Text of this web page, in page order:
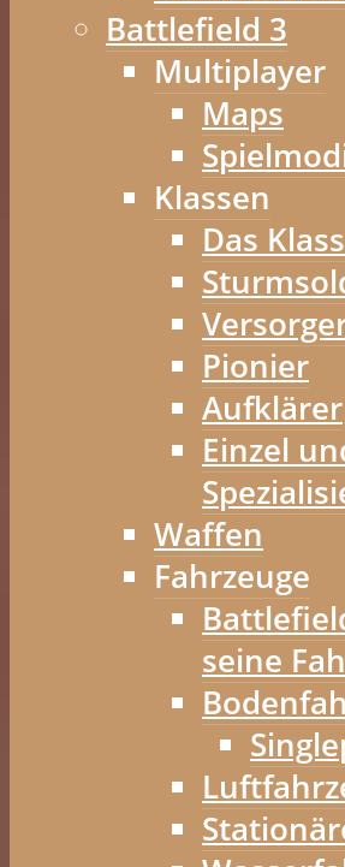
Battlefield 3
Multiplayer
Maps
Klassen
Das
Pionier
Aufklärer
Einzel
Waffen
Fahrzeuge
seine